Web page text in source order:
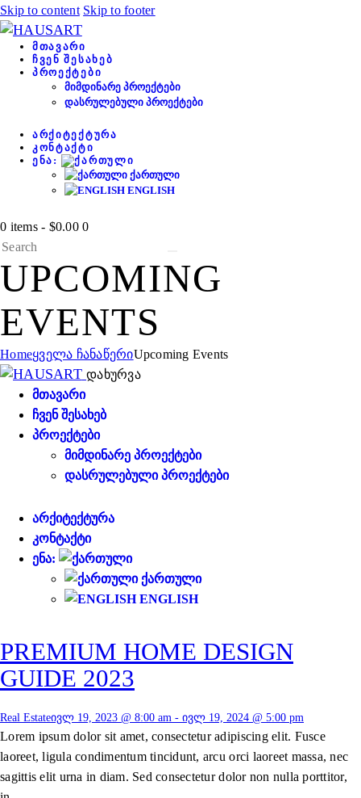
Skip to content Skip to footer
ᲛᲗᲐᲕᲐᲠᲘ
ᲩᲕᲔᲜ ᲨᲔᲡᲐᲮᲔᲑ
ᲞᲠᲝᲔᲥᲢᲔᲑᲘ
ᲛᲘᲛᲓᲘᲜᲐᲠᲔ ᲞᲠᲝᲔᲥᲢᲔᲑᲘ
ᲓᲐᲡᲠᲣᲚᲔᲑᲣᲚᲘ ᲞᲠᲝᲔᲥᲢᲔᲑᲘ
ᲐᲠᲥᲘᲢᲔᲥᲢᲣᲠᲐ
ᲙᲝᲜᲢᲐᲥᲢᲘ
ᲔᲜᲐ:
ᲥᲐᲠᲗᲣᲚᲘ
ENGLISH
0 items- $0.00 0
UPCOMING
EVENTS
Homeყველა ჩანაწერიUpcoming Events
დახურვა
ᲛᲗᲐᲕᲐᲠᲘ
ᲩᲕᲔᲜ ᲨᲔᲡᲐᲮᲔᲑ
ᲞᲠᲝᲔᲥᲢᲔᲑᲘ
ᲛᲘᲛᲓᲘᲜᲐᲠᲔ ᲞᲠᲝᲔᲥᲢᲔᲑᲘ
ᲓᲐᲡᲠᲣᲚᲔᲑᲣᲚᲘ ᲞᲠᲝᲔᲥᲢᲔᲑᲘ
ᲐᲠᲥᲘᲢᲔᲥᲢᲣᲠᲐ
ᲙᲝᲜᲢᲐᲥᲢᲘ
ᲔᲜᲐ:
ᲥᲐᲠᲗᲣᲚᲘ
ENGLISH
PREMIUM HOME DESIGN
GUIDE 2023
Real Estateივლ 19, 2023 @ 8:00 am - ივლ 19, 2024 @ 5:00 pm
Lorem ipsum dolor sit amet, consectetur adipiscing elit. Fusce
laoreet, ligula condimentum tincidunt, arcu orci laoreet massa, nec
sagittis elit urna in diam. Sed consectetur dolor non nulla porttitor,